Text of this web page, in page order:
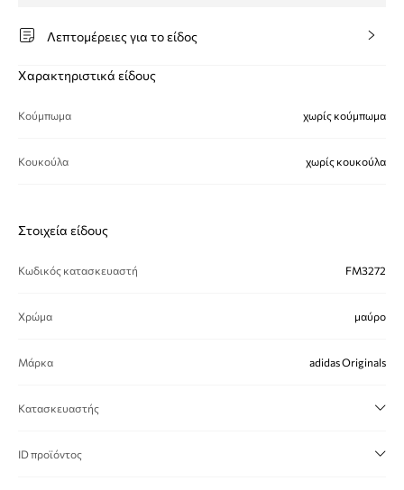
Λεπτομέρειες για το είδος
Χαρακτηριστικά είδους
Κούμπωμα χωρίς κούμπωμα
Κουκούλα χωρίς κουκούλα
Στοιχεία είδους
Κωδικός κατασκευαστή FM3272
Χρώμα μαύρο
Μάρκα adidas Originals
Κατασκευαστής
ID προϊόντος